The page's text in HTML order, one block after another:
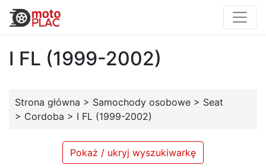
I FL (1999-2002)
Strona główna > Samochody osobowe > Seat
> Cordoba > I FL (1999-2002)
Pokaż / ukryj wyszukiwarkę